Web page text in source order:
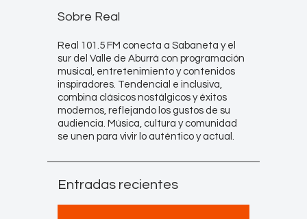
Sobre Real
Real 101.5 FM conecta a Sabaneta y el
sur del Valle de Aburrá con programación
musical, entretenimiento y contenidos
inspiradores. Tendencial e inclusiva,
combina clásicos nostálgicos y éxitos
modernos, reflejando los gustos de su
audiencia. Música, cultura y comunidad
se unen para vivir lo auténtico y actual.
Entradas recientes